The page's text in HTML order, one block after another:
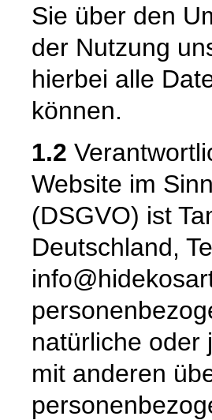
Sie über den
der Nutzung
hierbei alle
können.
1.2
Website im
(DSGVO) ist
Deutschland,
natürliche oder
mit anderen